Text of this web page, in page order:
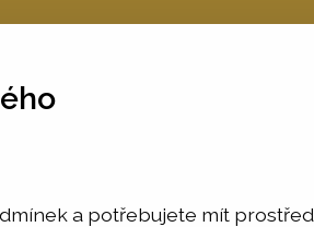
a potřebujete mít